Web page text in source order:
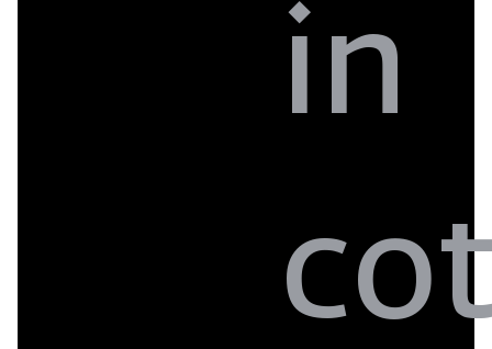
in